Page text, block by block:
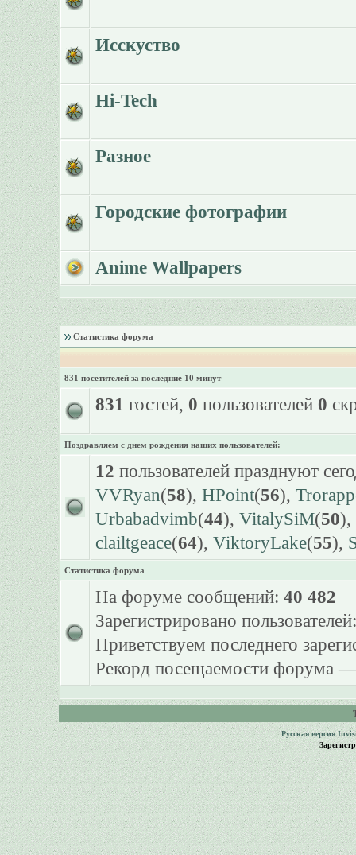
Исскуство
Hi-Tech
Разное
Городские фотографии
Anime Wallpapers
Статистика форума
831 посетителей за последние 10 минут
831 гостей, 0 пользователей 0
Поздравляем с днем рождения наших пользователей:
12 пользователей празднуют
VVRyan(58), HPoint(56),
Urbabadvimb(44), VitalySiM(50),
clailtgeace(64), ViktoryLake(55),
Статистика форума
На форуме сообщений: 40 482
Зарегистрировано
Приветствуем последнего
Рекорд посещаемости форума
Русская версия